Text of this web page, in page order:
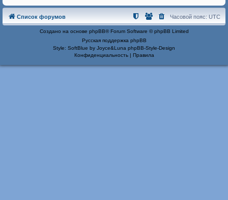
Список форумов Часовой пояс: UTC
Создано на основе phpBB® Forum Software © phpBB Limited
Русская поддержка phpBB
Style: SoftBlue by Joyce&Luna phpBB-Style-Design
Конфиденциальность| Правила